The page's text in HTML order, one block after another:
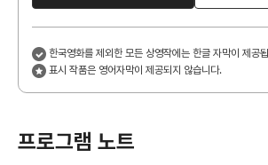
한국영화를 제외한 모든 상영작에는 한글 자막이 제공
표시 작품은 영어자막이 제공되지 않습니다.
프로그램 노트